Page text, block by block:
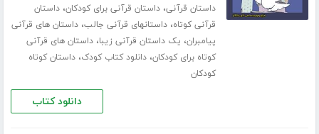
داستان قرآنی،داستان قرآنی برای کودکان،داستان
قرآنی کوتاه،داستانهای قرآنی جالب،داستان های قرآنی
پیامبران، یک داستان قرآنی زیبا،داستان های قرآنی
کوتاه برای کودکان،دانلود کتاب کودک،داستان کوتاه
کودکان
دانلود کتاب